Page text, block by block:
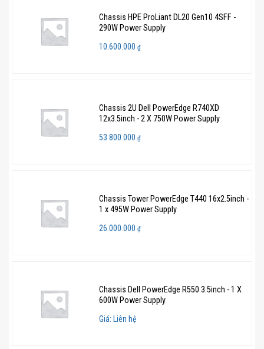
Chassis HPE ProLiant DL20 Gen10 4SFF -
290W Power Supply
10.600.000 ₫
Chassis 2U Dell PowerEdge R740XD
12x3.5inch - 2 X 750W Power Supply
53.800.000 ₫
Chassis Tower PowerEdge T440 16x2.5inch -
1 x 495W Power Supply
26.000.000 ₫
Chassis Dell PowerEdge R550 3.5inch - 1 X
600W Power Supply
Giá: Liên hệ